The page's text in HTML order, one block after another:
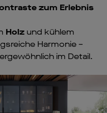
zum Erlebnis
Holz und kühlem
Harmonie –
im Detail.